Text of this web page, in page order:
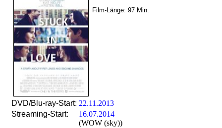
Film-Länge: 97 Min.
DVD/Blu-ray-Start: 22.11.2013
Streaming-Start:
16.07.2014
(WOW (sky))